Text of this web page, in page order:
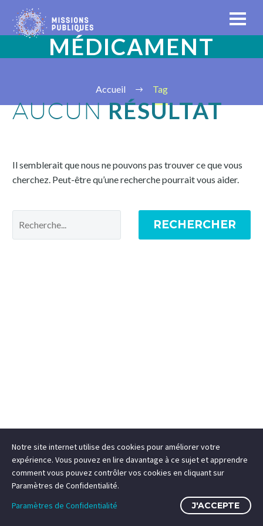
MÉDICAMENT
Accueil Tag
AUCUNRÉSULTAT
Il semblerait que nous ne pouvons pas trouver ce que vous
cherchez. Peut-être qu’une recherche pourrait vous aider.
RECHERCHER
Notre site internet utilise des cookies pour améliorer votre
expérience. Vous pouvez en lire davantage à ce sujet et apprendre
comment vous pouvez contrôler vos cookies en cliquant sur
Paramètres de Confidentialité.
Paramètres de Confidentialité
J'ACCEPTE